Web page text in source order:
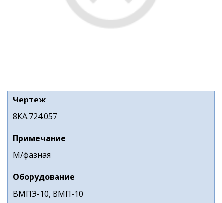
Чертеж
8КА.724.057
Примечание
М/фазная
Оборудование
ВМПЭ-10, ВМП-10